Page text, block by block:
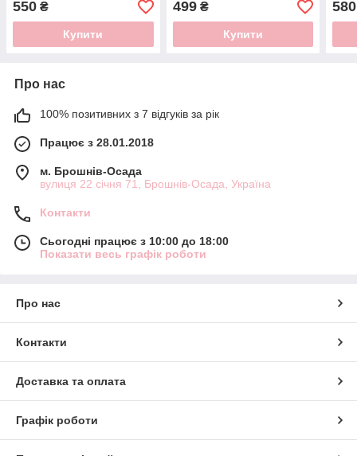
550 ₴
Купити
499₴
Купити
580
Про нас
100% позитивних з 7 відгуків за рік
Працює з 28.01.2018
м. Брошнів-Осада
вулиця 22 січня 71, Брошнів-Осада, Україна
Контакти
Сьогодні працює з 10:00 до 18:00
Показати весь графік роботи
Про нас
Контакти
Доставка та оплата
Графік роботи